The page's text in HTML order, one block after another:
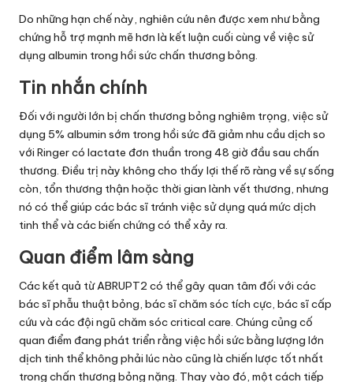
Do những hạn chế này, nghiên cứu nên được xem như bằng
chứng hỗ trợ mạnh mẽ hơn là kết luận cuối cùng về việc sử
dụng albumin trong hồi sức chấn thương bỏng.
Tin nhắn chính
Đối với người lớn bị chấn thương bỏng nghiêm trọng, việc sử
dụng 5% albumin sớm trong hồi sức đã giảm nhu cầu dịch so
với Ringer có lactate đơn thuần trong 48 giờ đầu sau chấn
thương. Điều trị này không cho thấy lợi thế rõ ràng về sự sống
còn, tổn thương thận hoặc thời gian lành vết thương, nhưng
nó có thể giúp các bác sĩ tránh việc sử dụng quá mức dịch
tinh thể và các biến chứng có thể xảy ra.
Quan điểm lâm sàng
Các kết quả từ ABRUPT2 có thể gây quan tâm đối với các
bác sĩ phẫu thuật bỏng, bác sĩ chăm sóc tích cực, bác sĩ cấp
cứu và các đội ngũ chăm sóc critical care. Chúng củng cố
quan điểm đang phát triển rằng việc hồi sức bằng lượng lớn
dịch tinh thể không phải lúc nào cũng là chiến lược tốt nhất
trong chấn thương bỏng nặng. Thay vào đó, một cách tiếp